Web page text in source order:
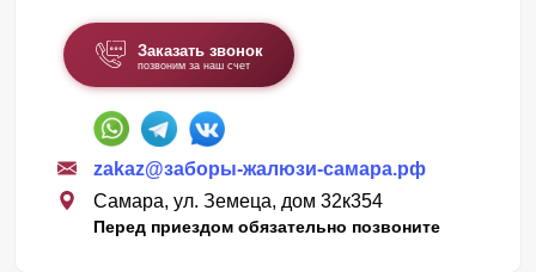
Заказать звонок
позвоним за наш счет
zakaz@заборы-жалюзи-самара.рф
Самара, ул. Земеца, дом 32к354
Перед приездом обязательно позвоните